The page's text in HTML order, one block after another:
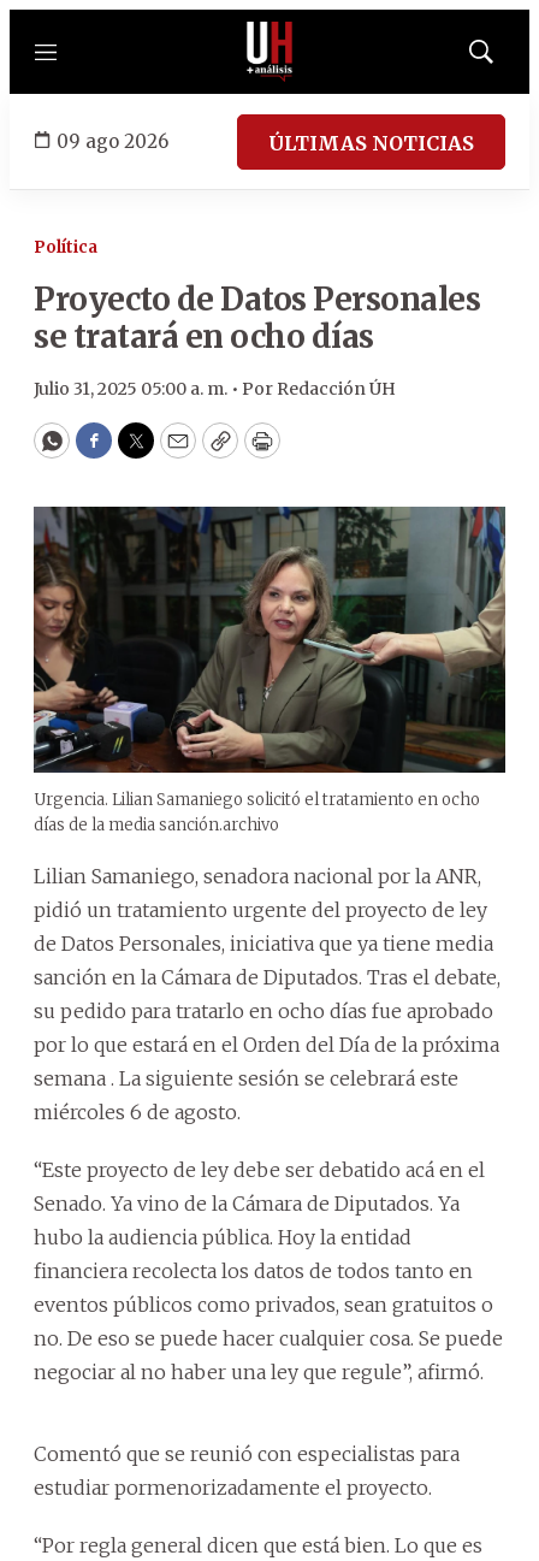
Menú
Mostrar
09 ago 2026 ÚLTIMAS NOTICIAS
Política
Proyecto de Datos Personales
se tratará en ocho días
Julio 31, 2025 05:00 a. m. • Por Redacción ÚH
WhatsApp
Facebook
Twitter
EmailCopyPrint
Urgencia. Lilian Samaniego solicitó el tratamiento en ocho
días de la media sanción.archivo
Lilian Samaniego, senadora nacional por la ANR,
pidió un tratamiento urgente del proyecto de ley
de Datos Personales, iniciativa que ya tiene media
sanción en la Cámara de Diputados. Tras el debate,
su pedido para tratarlo en ocho días fue aprobado
por lo que estará en el Orden del Día de la próxima
semana . La siguiente sesión se celebrará este
miércoles 6 de agosto.
“Este proyecto de ley debe ser debatido acá en el
Senado. Ya vino de la Cámara de Diputados. Ya
hubo la audiencia pública. Hoy la entidad
financiera recolecta los datos de todos tanto en
eventos públicos como privados, sean gratuitos o
no. De eso se puede hacer cualquier cosa. Se puede
negociar al no haber una ley que regule”, afirmó.
Comentó que se reunió con especialistas para
estudiar pormenorizadamente el proyecto.
“Por regla general dicen que está bien. Lo que es